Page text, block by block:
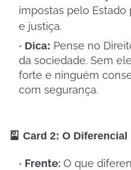
impostas pelo Estado
e justiça.
Dica: Pense no
da sociedade. Sem
forte e ninguém
com segurança.
🎴 Card 2: O
Frente: O que